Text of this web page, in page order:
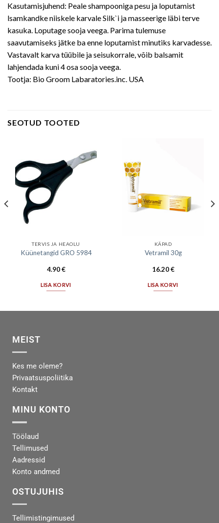
Kasutamisjuhend: Peale shampooniga pesu ja loputamist
lsamkandke niiskele karvale Silk`i ja masseerige läbi terve
kasuka. Loputage sooja veega. Parima tulemuse
saavutamiseks jätke ba enne loputamist minutiks karvadesse.
Vastavalt karva tüübile ja seisukorrale, võib balsamit
lahjendada kuni 4 osa sooja veega.
Tootja: Bio Groom Labaratories.inc. USA
SEOTUD TOOTED
TERVIS JA HEAOLU
Küünetangid GRO 5984
4.90€
LISA KORVI
KÄPAD
Vetramil 30g
16.20€
LISA KORVI
MEIST
Kes me oleme?
Privaatsuspoliitika
Kontakt
MINU KONTO
Töölaud
Tellimused
Aadressid
Konto andmed
OSTUJUHIS
Tellimistingimused